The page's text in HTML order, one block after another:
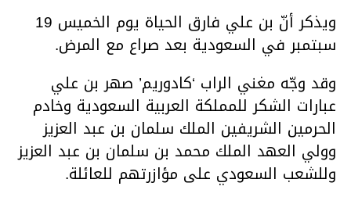
ويذكر أنّ بن علي فارق الحياة يوم الخميس 19
سبتمبر في السعودية بعد صراع مع المرض.
وقد وجّه مغني الراب ‘كادوريم’ صهر بن علي
عبارات الشكر للمملكة العربية السعودية وخادم
الحرمين الشريفين الملك سلمان بن عبد العزيز
وولي العهد الملك محمد بن سلمان بن عبد العزيز
وللشعب السعودي على مؤازرتهم للعائلة.